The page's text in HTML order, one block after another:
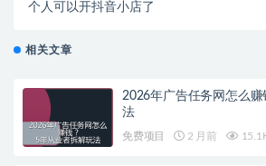
个人可以开抖音小店了
相关文章
2026年广告任务网怎么
法
免费项目 2 月前